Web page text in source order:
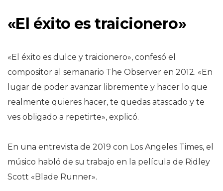
«El éxito es traicionero»
«El éxito es dulce y traicionero», confesó el
compositor al semanario The Observer en 2012. «En
lugar de poder avanzar libremente y hacer lo que
realmente quieres hacer, te quedas atascado y te
ves obligado a repetirte», explicó.
En una entrevista de 2019 con Los Angeles Times, el
músico habló de su trabajo en la película de Ridley
Scott «Blade Runner».